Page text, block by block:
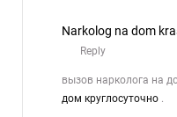
Narkolog na dom
Reply
вызов нарколога на
дом круглосуточно .